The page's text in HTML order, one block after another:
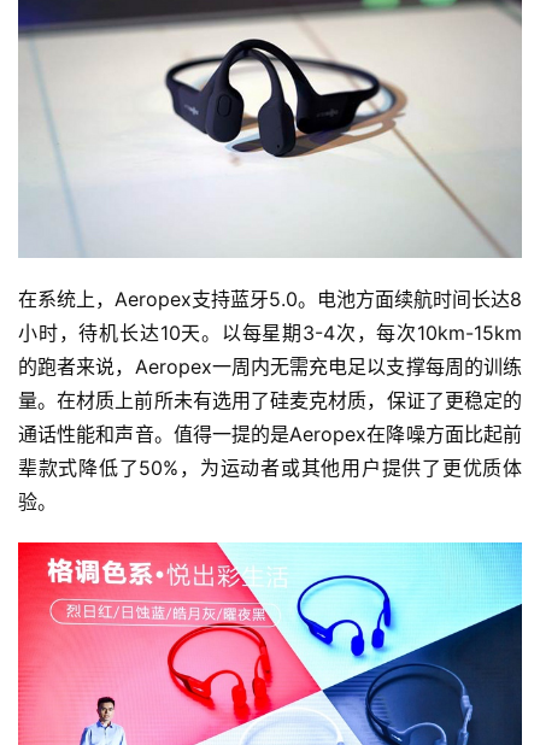
赛
在系统上，Aeropex支持蓝牙5.0。电池方面续航时间长达8
小时，待机长达10天。以每星期3-4次，每次10km-15km
的跑者来说，Aeropex一周内无需充电足以支撑每周的训练
量。在材质上前所未有选用了硅麦克材质，保证了更稳定的
通话性能和声音。值得一提的是Aeropex在降噪方面比起前
辈款式降低了50%，为运动者或其他用户提供了更优质体
验。